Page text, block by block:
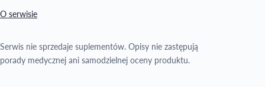
O serwisie
Serwis nie sprzedaje suplementów. Opisy nie zastępują
porady medycznej ani samodzielnej oceny produktu.